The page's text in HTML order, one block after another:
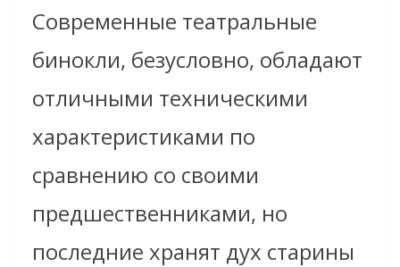
Современные театральные
бинокли, безусловно, обладают
отличными техническими
характеристиками по
сравнению со своими
предшественниками, но
последние хранят дух старины